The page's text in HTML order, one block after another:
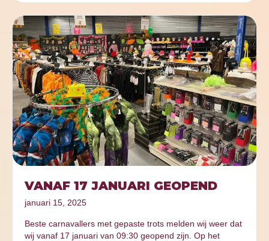
VANAF 17 JANUARI GEOPEND
januari 15, 2025
Beste carnavallers met gepaste trots melden wij weer dat
wij vanaf 17 januari van 09:30 geopend zijn. Op het